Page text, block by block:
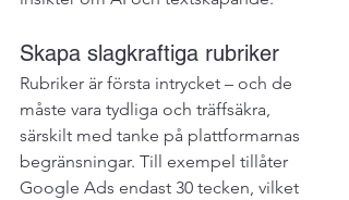
Skapa slagkraftiga rubriker
Rubriker är första intrycket – och de
måste vara tydliga och träffsäkra,
särskilt med tanke på plattformarnas
begränsningar. Till exempel tillåter
Google Ads endast 30 tecken, vilket